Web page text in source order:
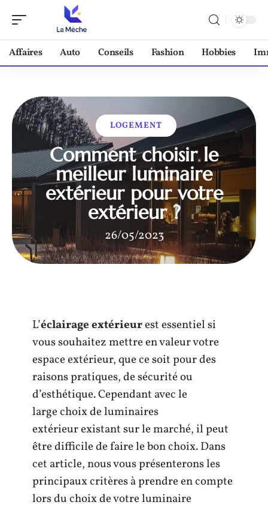
Affaires Auto Conseils Fashion Hobbies
LOGEMENT
Comment choisir le
meilleur luminaire
extérieur pour votre
extérieur ?
26/05/2023
L’éclairage extérieurest essentiel si
vous souhaitez mettre en valeur votre
espace extérieur, que ce soit pour des
raisons pratiques, de sécurité ou
d’esthétique. Cependant avec le
large choix de luminaires
extérieur existant sur le marché, il peut
être difficile de faire le bon choix. Dans
cet article, nous vous présenterons les
principaux critères à prendre en compte
lors du choix de votre luminaire